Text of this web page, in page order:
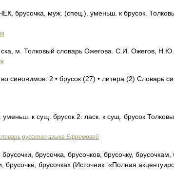
брусочка, муж. (спец.). уменьш. к брусок.
м. Толковый словарь Ожегова. С.И. Ожегов,
синонимов: 2 • брусок (27) • литера (2) Словарь
к сущ. брусок 2. ласк. к сущ. брусок
русского языка Ефремовой
брусочка, брусочков, брусочку, брусочкам,
брусочке, брусочках (Источник: «Полная